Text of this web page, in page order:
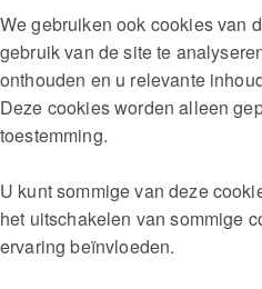
We gebruiken ook cookies van
gebruik van de site te
onthouden en u relevante
Deze cookies worden alleen
toestemming.
U kunt sommige van deze
het uitschakelen van sommige
ervaring beïnvloeden.